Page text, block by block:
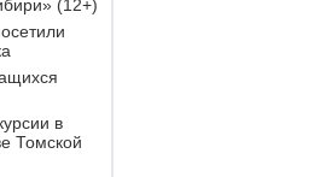
(12+)
в
Томской